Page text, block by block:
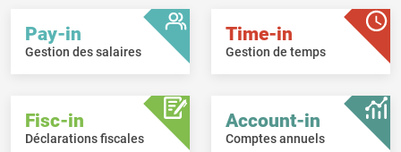
Pay-in
Gestion des salaires
Time-in
Gestion de temps
Fisc-in
Déclarations fiscales
Account-in
Comptes annuels